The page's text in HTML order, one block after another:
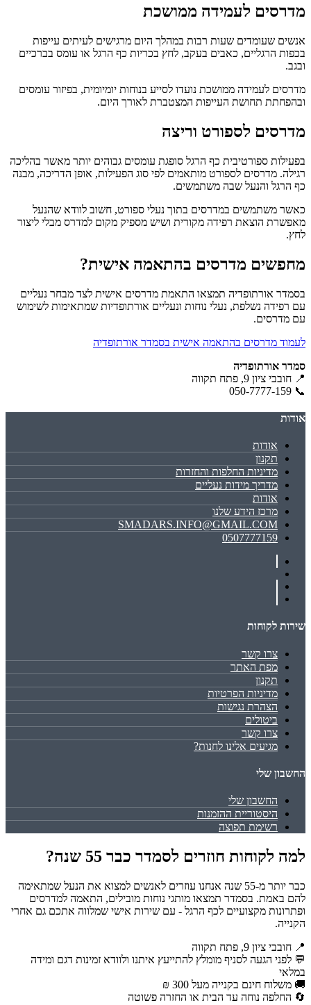
מדרסים לעמידה ממושכת
אנשים שעומדים שעות רבות במהלך היום מרגישים לעיתים עייפות
בכפות הרגליים, כאבים בעקב, לחץ בכריות כף הרגל או עומס בברכיים
ובגב.
מדרסים לעמידה ממושכת נועדו לסייע בנוחות יומיומית, בפיזור עומסים
ובהפחתת תחושת העייפות המצטברת לאורך היום.
מדרסים לספורט וריצה
בפעילות ספורטיבית כף הרגל סופגת עומסים גבוהים יותר מאשר בהליכה
רגילה. מדרסים לספורט מותאמים לפי סוג הפעילות, אופן הדריכה, מבנה
כף הרגל והנעל שבה משתמשים.
כאשר משתמשים במדרסים בתוך נעלי ספורט, חשוב לוודא שהנעל
מאפשרת הוצאת רפידה מקורית ושיש מספיק מקום למדרס מבלי ליצור
לחץ.
מחפשים מדרסים בהתאמה אישית?
בסמדר אורתופדיה תמצאו התאמת מדרסים אישית לצד מבחר נעליים
עם רפידה נשלפת, נעלי נוחות ונעליים אורתופדיות שמתאימות לשימוש
עם מדרסים.
לעמוד מדרסים בהתאמה אישית בסמדר אורתופדיה
סמדר אורתופדיה
📍 חובבי ציון 9, פתח תקווה
📞 050-7777-159
אודות
אודות
תקנון
מדיניות החלפות והחזרות
מדריך מידות נעליים
אודות
מרכז הידע שלנו
SMADARS.INFO@GMAIL.COM
0507777159
שירות לקוחות
צרו קשר
מפת האתר
תקנון
מדיניות הפרטיות
הצהרת נגישות
ביטולים
צרו קשר
מגיעים אלינו לחנות?
החשבון שלי
החשבון שלי
היסטוריית ההזמנות
רשימת תפוצה
למה לקוחות חוזרים לסמדר כבר 55 שנה?
כבר יותר מ-55 שנה אנחנו עוזרים לאנשים למצוא את הנעל שמתאימה
להם באמת. בסמדר תמצאו מותגי נוחות מובילים, התאמה למדרסים
ופתרונות מקצועיים לכף הרגל - עם שירות אישי שמלווה אתכם גם אחרי
הקנייה.
📍 חובבי ציון 9, פתח תקווה
💬 לפני הגעה לסניף מומלץ להתייעץ איתנו ולוודא זמינות דגם ומידה
במלאי
🚚 משלוח חינם בקנייה מעל 300 ₪
🔄 החלפה נוחה עד הבית או החזרה פשוטה